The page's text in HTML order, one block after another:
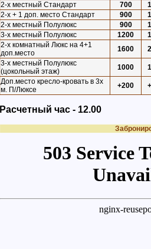
2-х местный Стандарт
700
2-х + 1 доп. место Стандарт
900
2-х местный Полулюкс
900
3-х местный Полулюкс
1200
2-х комнатный Люкс на 4+1
доп.место
1600
3-х местный Полулюкс
(цокольный этаж)
1000
Доп.место кресло-кровать в 3х
м. П/Люксе
+200
Расчетный час - 12.00